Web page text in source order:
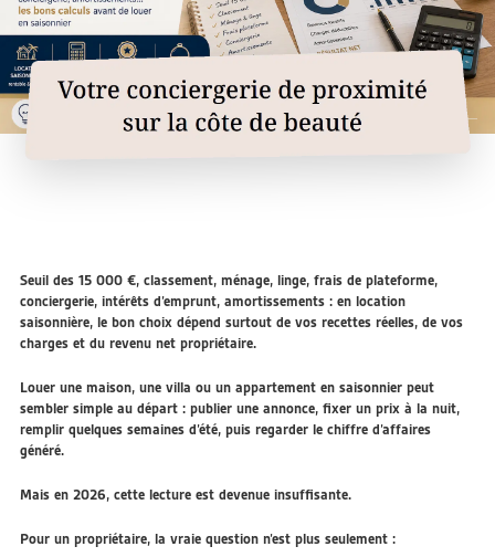
Seuil des 15 000 €, classement, ménage, linge, frais de plateforme,
conciergerie, intérêts d’emprunt, amortissements : en location
saisonnière, le bon choix dépend surtout de vos recettes réelles, de vos
charges et du revenu net propriétaire.
Louer une maison, une villa ou un appartement en saisonnier peut
sembler simple au départ : publier une annonce, fixer un prix à la nuit,
remplir quelques semaines d’été, puis regarder le chiffre d’affaires
généré.
Mais en 2026, cette lecture est devenue insuffisante.
Pour un propriétaire, la vraie question n’est plus seulement :